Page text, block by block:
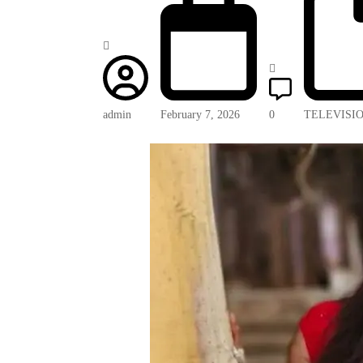
admin February 7, 2026 0